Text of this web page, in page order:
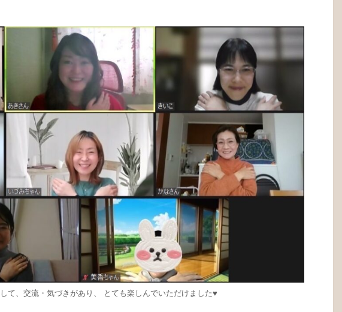
て、交流・気づきがあり、 とても楽しんでいただけました♥